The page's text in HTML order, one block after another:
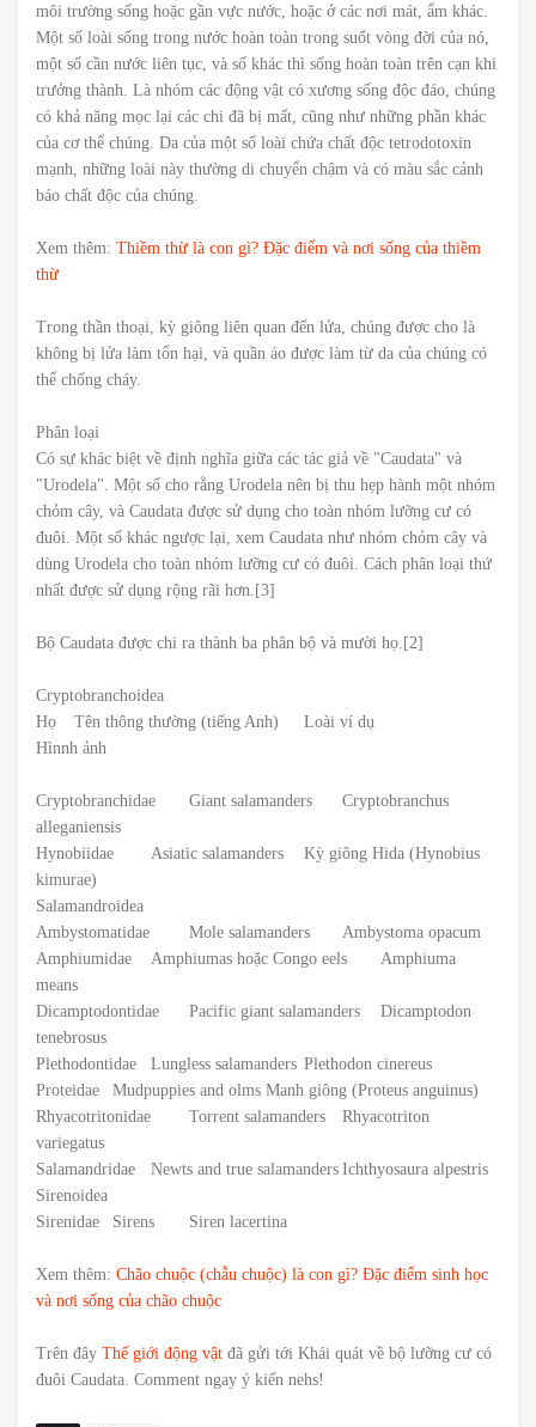
môi trường sống hoặc gần vực nước, hoặc ở các nơi mát, ẩm khác.
Một số loài sống trong nước hoàn toàn trong suốt vòng đời của nó,
một số cần nước liên tục, và số khác thì sống hoàn toàn trên cạn khi
trưởng thành. Là nhóm các động vật có xương sống độc đáo, chúng
có khả năng mọc lại các chi đã bị mất, cũng như những phần khác
của cơ thể chúng. Da của một số loài chứa chất độc tetrodotoxin
mạnh, những loài này thường di chuyển chậm và có màu sắc cảnh
báo chất độc của chúng.
Xem thêm: Thiềm thừ là con gì? Đặc điểm và nơi sống của thiềm
thừ
Trong thần thoại, kỳ giông liên quan đến lửa, chúng được cho là
không bị lửa làm tổn hại, và quần áo được làm từ da của chúng có
thể chống cháy.
Phân loại
Có sự khác biệt về định nghĩa giữa các tác giả về "Caudata" và
"Urodela". Một số cho rằng Urodela nên bị thu hẹp hành một nhóm
chỏm cây, và Caudata được sử dụng cho toàn nhóm lưỡng cư có
đuôi. Một số khác ngược lại, xem Caudata như nhóm chỏm cây và
dùng Urodela cho toàn nhóm lưỡng cư có đuôi. Cách phân loại thứ
nhất được sử dụng rộng rãi hơn.[3]
Bộ Caudata được chi ra thành ba phân bộ và mười họ.[2]
Cryptobranchoidea
Họ
Tên thông thường (tiếng Anh)
Loài ví dụ
Hìnnh ảnh
Cryptobranchidae Giant salamanders
Cryptobranchus
alleganiensis
Hynobiidae
Asiatic salamanders
Kỳ giông Hida (Hynobius
kimurae)
Salamandroidea
Ambystomatidae
Mole salamanders
Ambystoma opacum
Amphiumidae
Amphiumas hoặc Congo eels
Amphiuma
means
Dicamptodontidae
Pacific giant salamanders
Dicamptodon
tenebrosus
Plethodontidae
Lungless salamanders Plethodon cinereus
Proteidae
Mudpuppies and olms Manh giông (Proteus anguinus)
Rhyacotritonidae
Torrent salamanders
Rhyacotriton
variegatus
Salamandridae
Newts and true salamanders Ichthyosaura alpestris
Sirenoidea
Sirenidae
Sirens Siren lacertina
Xem thêm: Chão chuộc (chẫu chuộc) là con gì? Đặc điểm sinh học
và nơi sống của chão chuộc
Trên đây Thế giới động vật đã gửi tới Khái quát về bộ lưỡng cư có
đuôi Caudata. Comment ngay ý kiến nehs!